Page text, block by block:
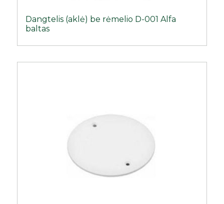
Dangtelis (aklė) be rėmelio D-001 Alfa
baltas